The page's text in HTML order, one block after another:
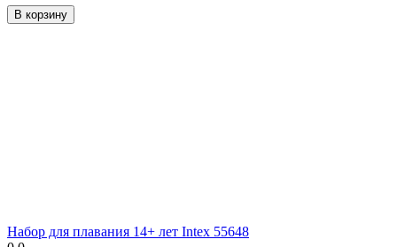
В корзину
Набор для плавания 14+ лет Intex 55648